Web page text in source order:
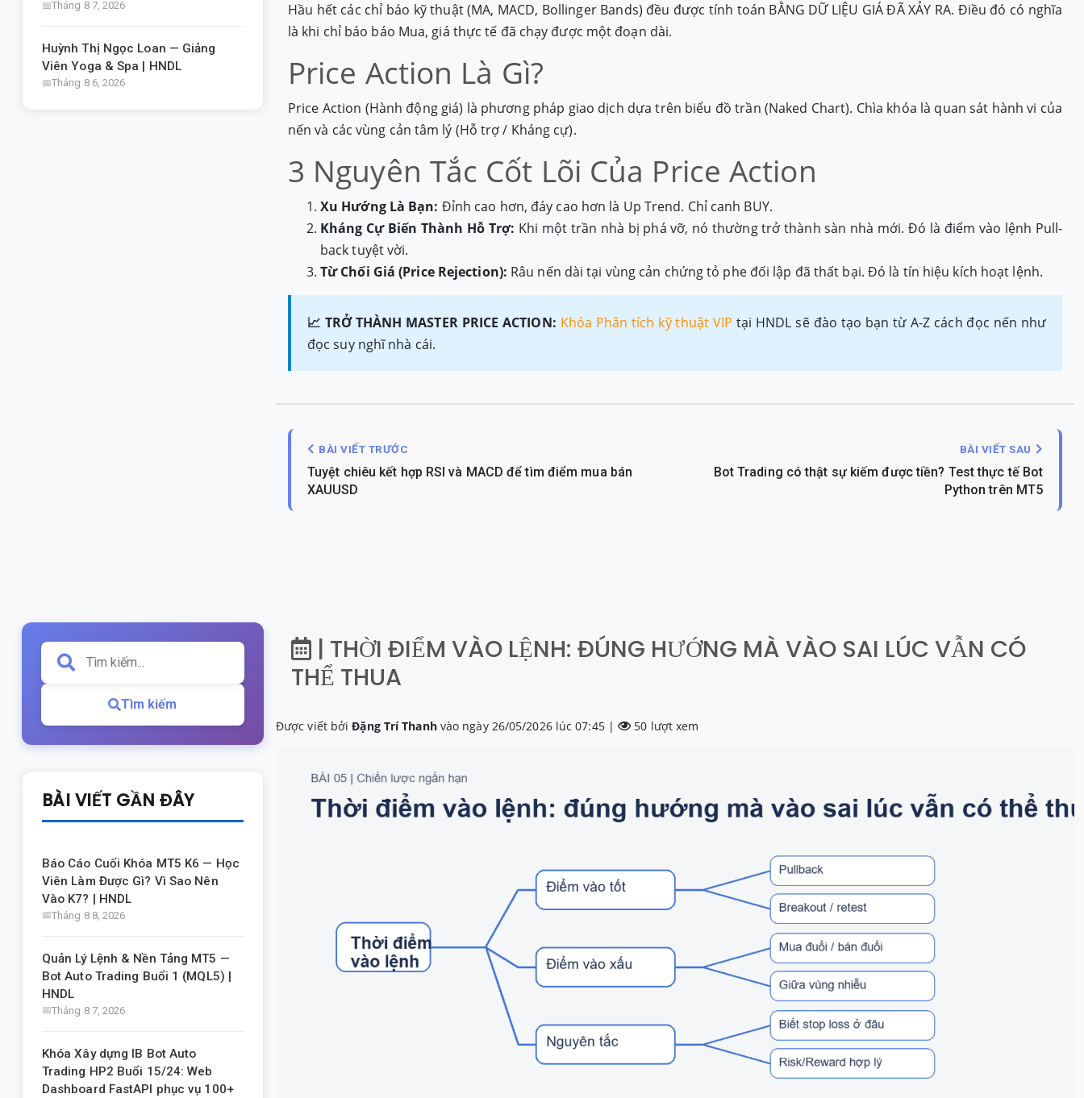
Tháng 8 7, 2026
Huỳnh Thị Ngọc Loan — Giảng
Viên Yoga & Spa | HNDL
Tháng 8 6, 2026
Hầu hết các chỉ báo kỹ thuật (MA, MACD, Bollinger Bands) đều được tính toán BẰNG DỮ LIỆU GIÁ ĐÃ XẢY RA. Điều đó có nghĩa
là khi chỉ báo báo Mua, giá thực tế đã chạy được một đoạn dài.
Price Action Là Gì?
Price Action (Hành động giá) là phương pháp giao dịch dựa trên biểu đồ trần (Naked Chart). Chìa khóa là quan sát hành vi của
nến và các vùng cản tâm lý (Hỗ trợ / Kháng cự).
3 Nguyên Tắc Cốt Lõi Của Price Action
Xu Hướng Là Bạn: Đỉnh cao hơn, đáy cao hơn là Up Trend. Chỉ canh BUY.
Kháng Cự Biến Thành Hỗ Trợ: Khi một trần nhà bị phá vỡ, nó thường trở thành sàn nhà mới. Đó là điểm vào lệnh Pull-
back tuyệt vời.
Từ Chối Giá (Price Rejection): Râu nến dài tại vùng cản chứng tỏ phe đối lập đã thất bại. Đó là tín hiệu kích hoạt lệnh.
📈 TRỞ THÀNH MASTER PRICE ACTION: Khóa Phân tích kỹ thuật VIP tại HNDL sẽ đào tạo bạn từ A-Z cách đọc nến như
đọc suy nghĩ nhà cái.
BÀI VIẾT TRƯỚC
Tuyệt chiêu kết hợp RSI và MACD để tìm điểm mua bán
XAUUSD
BÀI VIẾT SAU
Bot Trading có thật sự kiếm được tiền? Test thực tế Bot
Python trên MT5
Tìm kiếm
BÀI VIẾT GẦN ĐÂY
Báo Cáo Cuối Khóa MT5 K6 — Học
Viên Làm Được Gì? Vì Sao Nên
Vào K7? | HNDL
Tháng 8 8, 2026
Quản Lý Lệnh & Nền Tảng MT5 —
Bot Auto Trading Buổi 1 (MQL5) |
HNDL
Tháng 8 7, 2026
Khóa Xây dựng IB Bot Auto
Trading HP2 Buổi 15/24: Web
Dashboard FastAPI phục vụ 100+
| THỜI ĐIỂM VÀO LỆNH: ĐÚNG HƯỚNG MÀ VÀO SAI LÚC VẪN CÓ
THỂ THUA
Được viết bởiĐặng Trí Thanhvào ngày 26/05/2026 lúc 07:45 | 50 lượt xem